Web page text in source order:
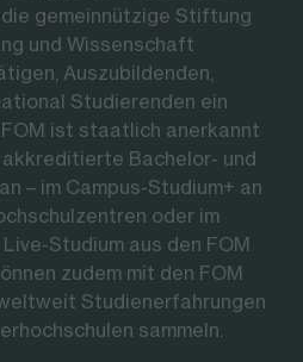
gemeinnützige Stiftung
und Wissenschaft
Auszubildenden,
Studierenden ein
ist staatlich anerkannt
Bachelor- und
– im Campus-Studium+ an
oder im
Studium aus den FOM
zudem mit den FOM
Studienerfahrungen
sammeln.